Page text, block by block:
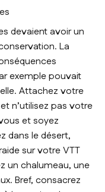
devaient avoir un
La
exemple pouvait
Attachez votre
n’utilisez pas votre
et soyez
dans le désert,
sur votre VTT
un chalumeau, une
Bref, consacrez